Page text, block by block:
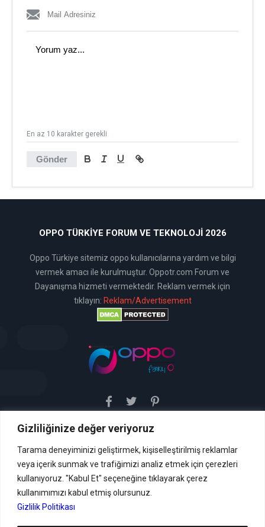
Gizliliğinize değer veriyoruz
Tarama deneyiminizi geliştirmek, kişiselleştirilmiş reklamlar
veya içerik sunmak ve trafiğimizi analiz etmek için çerezleri
kullanıyoruz. "Kabul Et" seçeneğine tıklayarak çerez
kullanımımızı kabul etmiş olursunuz.
Gizlilik Politikası
Gönder
En az 10 karakter gerekli
OPPO TÜRKIYE FORUM VE TEKNOLOJI 2026
Oppo Türkiye sitemiz oppo kullanıcılarına yardım ve bilgi
vermek amacı ile kurulmuştur. Oppotr.com Forum ve
Dayanışma hizmeti vermektedir. Reklam vermek için
tıklayın: Reklam/Advertisement
Sitemiz uyar / kaldır prensibini benimsemiştir. Sitemiz,
hizmetini vermektedir. Bu yasaya göre, Site yönetimi
hukuka aykırı içerikleri kontrol etme yükümlülüğü yoktur. Bu
nedenle, web sitemiz uyar / kaldır prensibini
benimsemiştir ve kullanmaktadır. (
İletişim
Formu Veya ( info[AT]caglaryildiz[DOT]net )